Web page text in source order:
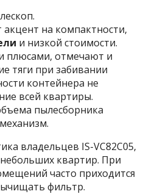
на компактности,
и низкой стоимости.
плюсами, отмечают и
тяги при забивании
контейнера не
всей квартиры.
пылесборника
владельцев IS-VC82C05,
квартир. При
часто приходится
фильтр.